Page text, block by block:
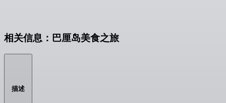
相关信息：巴厘岛美食之旅
描述